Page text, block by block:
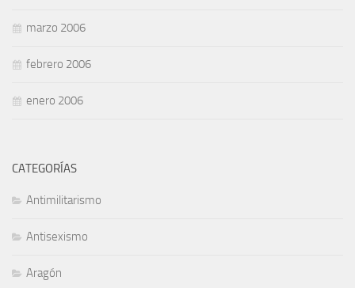
marzo 2006
febrero 2006
enero 2006
CATEGORÍAS
Antimilitarismo
Antisexismo
Aragón